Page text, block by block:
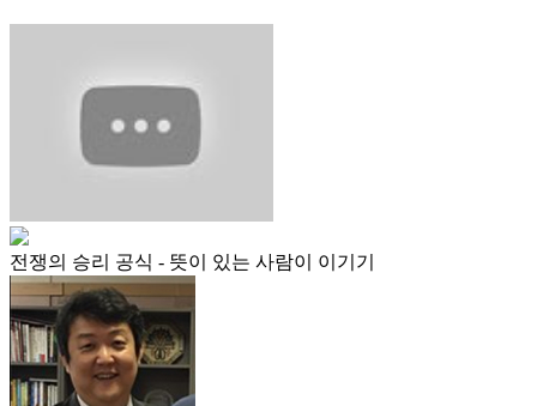
전쟁의 승리 공식 - 뜻이 있는 사람이 이기기